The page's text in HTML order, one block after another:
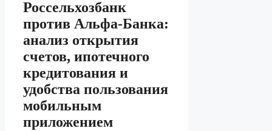
Россельхозбанк
против Альфа-Банка:
анализ открытия
счетов, ипотечного
кредитования и
удобства пользования
мобильным
приложением